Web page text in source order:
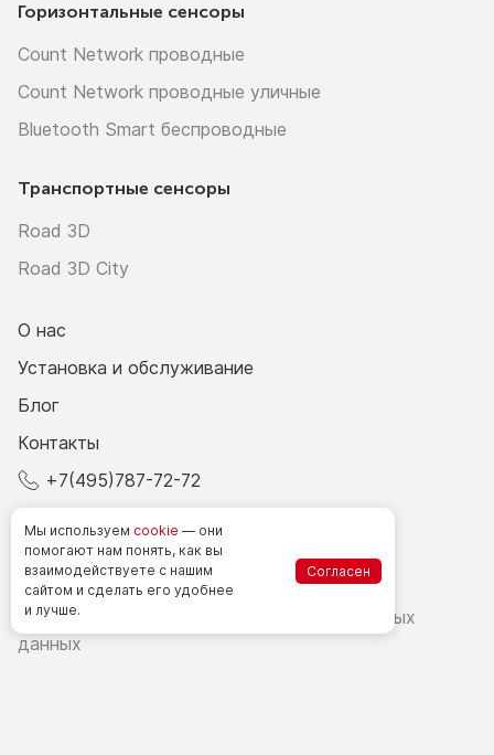
Горизонтальные сенсоры
Count Network проводные
Count Network проводные уличные
Bluetooth Smart беспроводные
Транспортные сенсоры
Road 3D
Road 3D City
О нас
Установка и обслуживание
Блог
Контакты
+7(495)787-72-72
Счетчики посетителей в РФ
Политика в области обработки персональных
данных
Мы используем cookie — они
помогают нам понять, как вы
взаимодействуете с нашим
сайтом и сделать его удобнее
и лучше.
Согласен